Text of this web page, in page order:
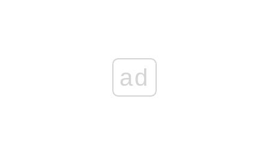
ad